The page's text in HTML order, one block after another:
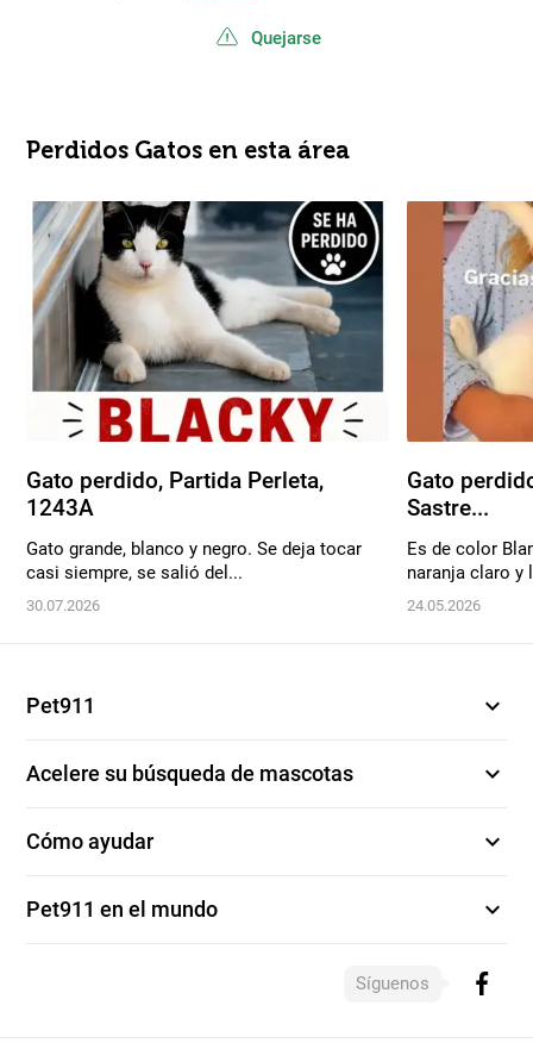
Quejarse
Perdidos Gatos en esta área
Gato perdido, Partida Perleta,
1243A
Gato grande, blanco y negro. Se deja tocar
casi siempre, se salió del...
30.07.2026
Gato
Sastre...
Es de color
naranja claro y
24.05.2026
Pet911 expand_more
Acelere su búsqueda de mascotas expand_more
Cómo ayudar expand_more
Pet911 en el mundo expand_more
Síguenos